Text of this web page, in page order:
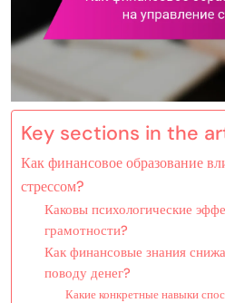
Key sections in the
Как финансовое образование
стрессом?
Каковы психологические
грамотности?
Как финансовые знания
поводу денег?
Какие конкретные навыки